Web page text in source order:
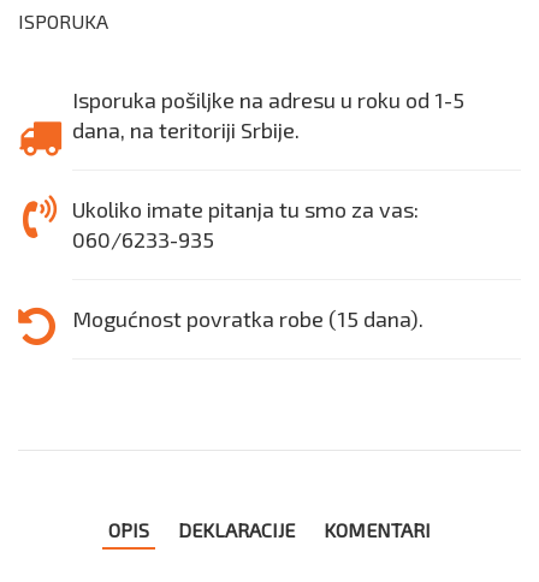
ISPORUKA
Isporuka pošiljke na adresu u roku od 1-5
dana, na teritoriji Srbije.
Ukoliko imate pitanja tu smo za vas:
060/6233-935
Mogućnost povratka robe (15 dana).
OPIS DEKLARACIJE KOMENTARI